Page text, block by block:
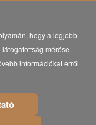
hogy a legjobb
mérése
információkat erről